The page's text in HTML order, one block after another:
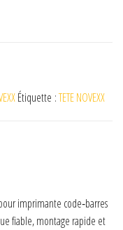
ALX924 Gauche,
Étiquette :TETE NOVEXX
imprimante code‑barres
fiable, montage rapide et